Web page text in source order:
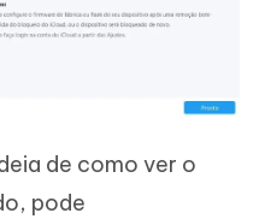
de como ver o
pode